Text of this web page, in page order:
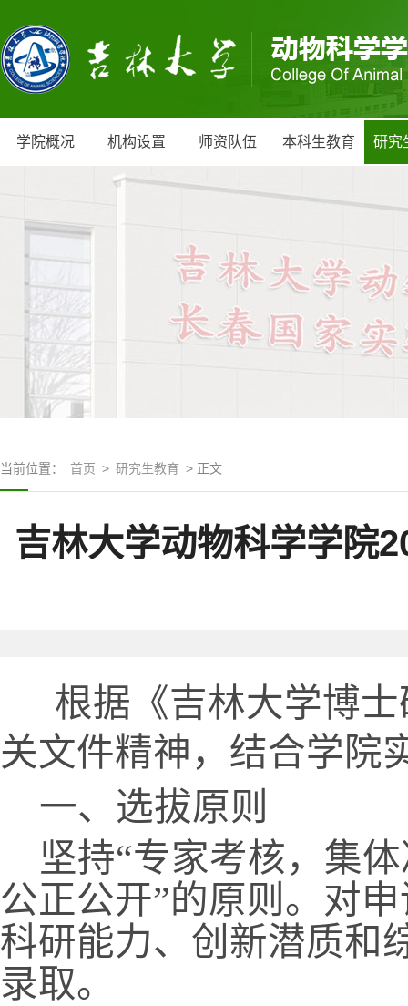
学院概况 机构设置 师资队伍 本科生教育 研究
当前位置： 首页 > 研究生教育 > 正文
吉林大学动物科学学院
根据《吉林大学博
关文件精神，结合学院
一、选拔原则
坚持“专家考核，集
公正公开”的原则。对
科研能力、创新潜质和
录取。